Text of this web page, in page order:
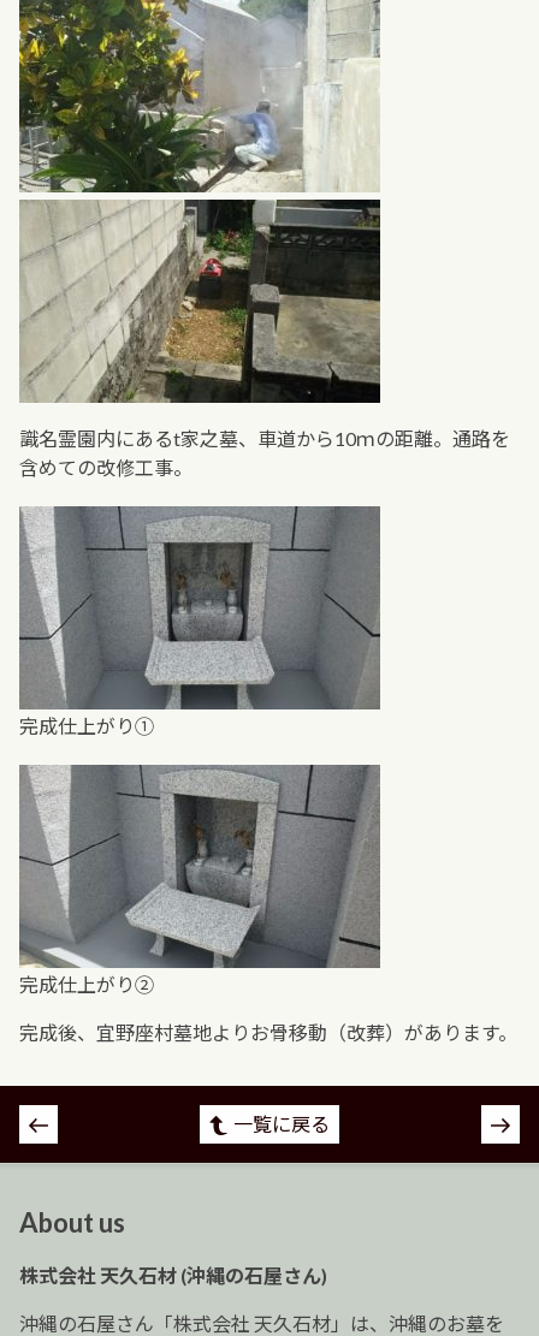
識名霊園内にあるt家之墓、車道から10ｍの距離。通路を
含めての改修工事。
完成仕上がり①
完成仕上がり②
完成後、宜野座村墓地よりお骨移動（改葬）があります。
投
稿
ゲ
ー
シ
ョ
一覧に戻る
About us
株式会社 天久石材 (沖縄の石屋さん)
沖縄の石屋さん「株式会社 天久石材」は、沖縄のお墓を